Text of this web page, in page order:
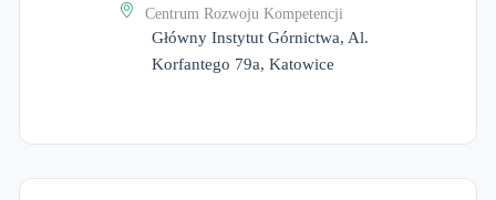
Centrum Rozwoju Kompetencji
Główny Instytut Górnictwa, Al.
Korfantego 79a, Katowice